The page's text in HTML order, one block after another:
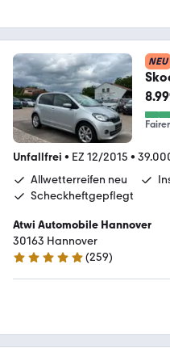
NEU
Unfallfrei • EZ 12/2015 •
Allwetterreifen neu
Scheckheftgepflegt
Atwi Automobile Hannover
30163 Hannover
5 Sterne
(259)